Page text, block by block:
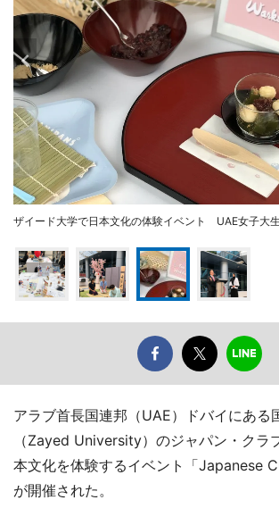
ザイード大学で日本文化の体験イベント UAE女子大
アラブ首長国連邦（UAE）ドバイにある
（Zayed University）のジャパン・クラ
本文化を体験するイベント「Japanese
が開催された。